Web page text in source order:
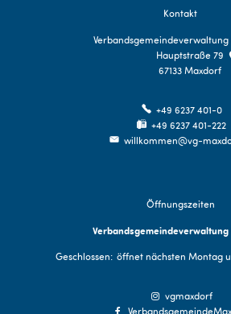
Kontakt
Hauptstraße 79
67133 Maxdorf
+49 6237 401-0
+49 6237 401-222
willkommen@vg-
Öffnungszeiten
Klicken, um weitere Öffnungs- oder
Geschlossen: öffnet nächsten Montag
vgmaxdorf